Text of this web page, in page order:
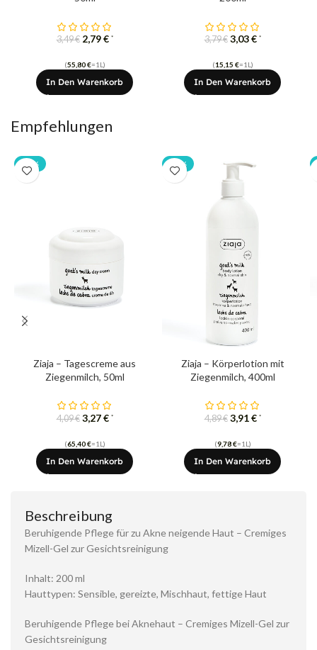
3,49€ 2,79€ *
(55,80€=1L)
In Den Warenkorb
3,79€ 3,03€ *
(15,15 €=1L)
In Den Warenkorb
Empfehlungen
-20%
Ziaja – Tagescreme aus
Ziegenmilch, 50ml
4,09€ 3,27€ *
(65,40€=1L)
In Den Warenkorb
-20%
Ziaja – Körperlotion mit
Ziegenmilch, 400ml
4,89€ 3,91€ *
(9,78€=1L)
In Den Warenkorb
Beschreibung
Beruhigende Pflege für zu Akne neigende Haut – Cremiges
Mizell-Gel zur Gesichtsreinigung
Inhalt: 200 ml
Hauttypen: Sensible, gereizte, Mischhaut, fettige Haut
Beruhigende Pflege bei Aknehaut – Cremiges Mizell-Gel zur
Gesichtsreinigung